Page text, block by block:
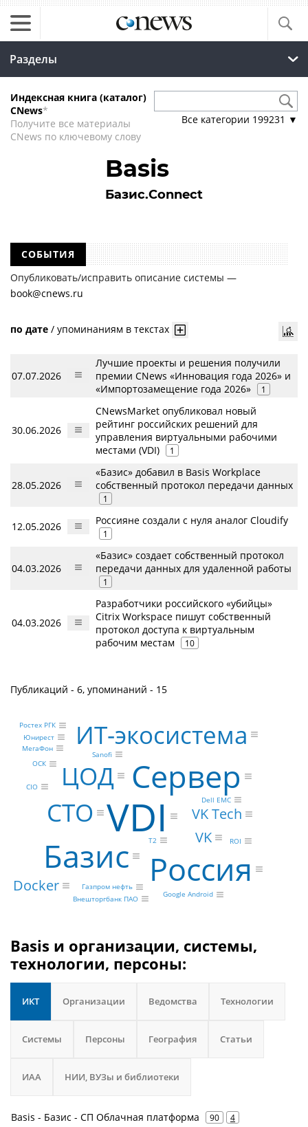
Разделы
Индексная книга (каталог)
CNews*
Получите все материалы
CNews по ключевому слову
Все категории 199231 ▼
Basis
Базис.Connect
СОБЫТИЯ
Опубликовать/исправить описание системы —
book@cnews.ru
по дате / упоминаниям в текстах
07.07.2026
Лучшие проекты и решения получили
премии CNews «Инновация года 2026» и
«Импортозамещение года 2026»
1
30.06.2026
CNewsMarket опубликовал новый
рейтинг российских решений для
управления виртуальными рабочими
местами (VDI)
1
28.05.2026
«Базис» добавил в Basis Workplace
собственный протокол передачи данных
1
12.05.2026 Россияне создали с нуля аналог Cloudify
1
04.03.2026
«Базис» создает собственный протокол
передачи данных для удаленной работы
1
04.03.2026
Разработчики российского «убийцы»
Citrix Workspace пишут собственный
протокол доступа к виртуальным
рабочим местам
10
Публикаций - 6, упоминаний - 15
VDI
Базис
Сервер
Россия
ЦОД
ИТ-экосистема
CTO
VK
VK Tech
Docker
Т2
МегаФон
Dell EMC
Ростех РГК
Внешторгбанк ПАО
ОСК
Газпром нефть
Sanofi
Юнирест
Google Android
CIO
ROI
Basis и организации, системы,
технологии, персоны:
ИКТ Организации Ведомства Технологии
Системы Персоны География Статьи
ИАА НИИ, ВУЗы и библиотеки
Basis - Базис - СП Облачная платформа 90 4